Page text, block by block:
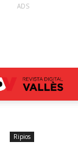
ADS
Ripios